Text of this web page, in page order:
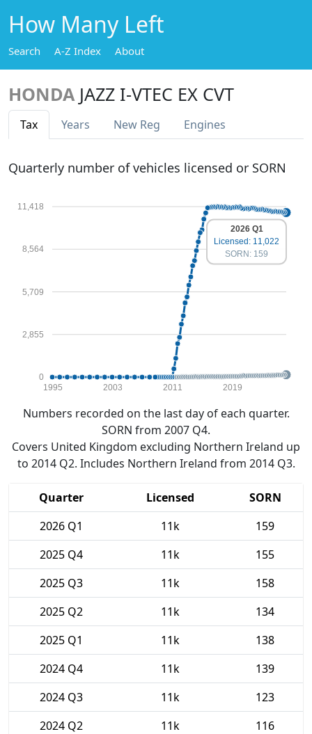
How Many Left
Search A-Z Index About
HONDA JAZZ I-VTEC EX CVT
Tax Years New Reg Engines
Quarterly number of vehicles licensed or SORN
0
2,855
5,709
8,564
11,418
1995 2003 2011 2019
2026 Q1
Licensed: 11,022
SORN: 159
Numbers recorded on the last day of each quarter.
SORN from 2007 Q4.
Covers United Kingdom excluding Northern Ireland up
to 2014 Q2. Includes Northern Ireland from 2014 Q3.
Quarter Licensed
SORN
2026 Q1
11k
159
2025 Q4
11k
155
2025 Q3
11k
158
2025 Q2
11k
134
2025 Q1
11k
138
2024 Q4
11k
139
2024 Q3
11k
123
2024 Q2
11k
116